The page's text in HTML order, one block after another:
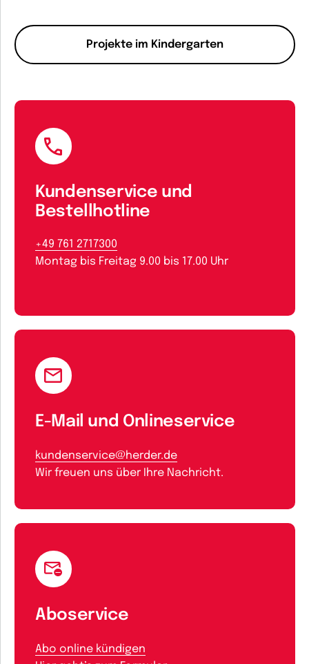
Projekte im Kindergarten
Kundenservice und
Bestellhotline
+49 761 2717300
Montag bis Freitag 9.00 bis 17.00 Uhr
E-Mail und Onlineservice
kundenservice@herder.de
Wir freuen uns über Ihre Nachricht.
Aboservice
Abo online kündigen